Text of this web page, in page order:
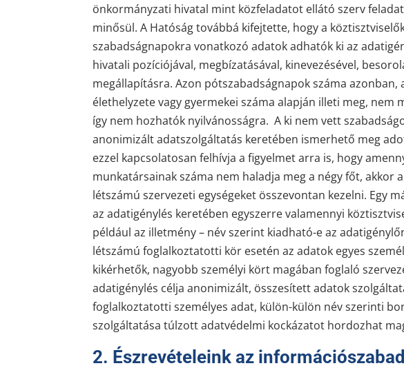
önkormányzati hivatal mint közfeladatot ellátó szerv
minősül. A Hatóság továbbá kifejtette, hogy a
szabadságnapokra vonatkozó adatok adhatók ki az
hivatali pozíciójával, megbízatásával, kinevezésével,
megállapításra. Azon pótszabadságnapok száma
élethelyzete vagy gyermekei száma alapján illeti meg,
így nem hozhatók nyilvánosságra. A ki nem vett
anonimizált adatszolgáltatás keretében ismerhető meg
ezzel kapcsolatosan felhívja a figyelmet arra is, hogy
munkatársainak száma nem haladja meg a négy főt, akkor
létszámú szervezeti egységeket összevontan kezelni. Egy
az adatigénylés keretében egyszerre valamennyi
például az illetmény – név szerint kiadható-e az
létszámú foglalkoztatotti kör esetén az adatok egyes
kikérhetők, nagyobb személyi kört magában foglaló
adatigénylés célja anonimizált, összesített adatok
foglalkoztatotti személyes adat, külön-külön név szerinti
szolgáltatása túlzott adatvédelmi kockázatot hordozhat
2. Észrevételeink az